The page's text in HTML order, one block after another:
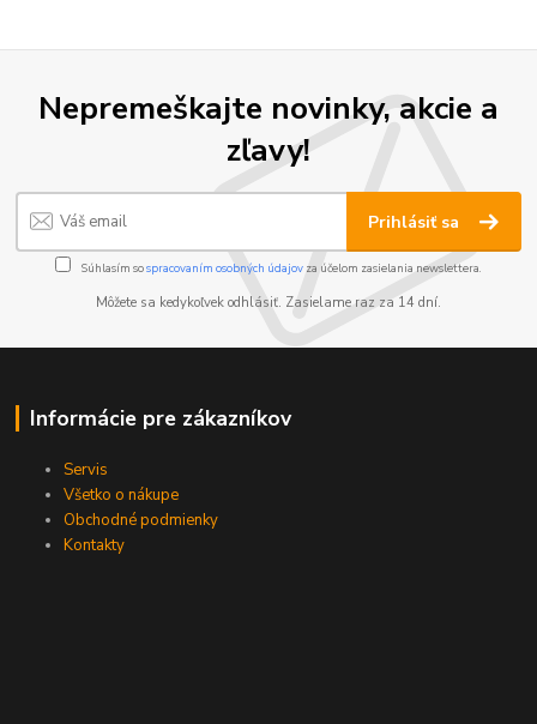
Nepremeškajte novinky, akcie a
zľavy!
Prihlásiť sa
Súhlasím sospracovaním osobných údajov za účelom zasielania newslettera.
Môžete sa kedykoľvek odhlásiť. Zasielame raz za 14 dní.
Informácie pre zákazníkov
Servis
Všetko o nákupe
Obchodné podmienky
Kontakty